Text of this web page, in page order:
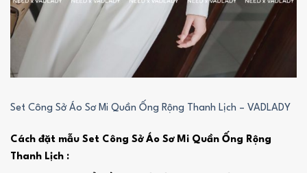
Set Công Sở Áo Sơ Mi Quần Ống Rộng Thanh Lịch – VADLADY
Cách đặt mẫu Set Công Sở Áo Sơ Mi Quần Ống Rộng
Thanh Lịch :